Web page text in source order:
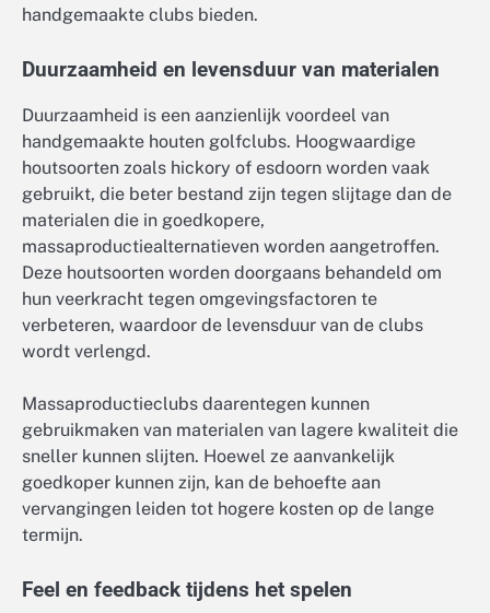
handgemaakte clubs bieden.
Duurzaamheid en levensduur van materialen
Duurzaamheid is een aanzienlijk voordeel van
handgemaakte houten golfclubs. Hoogwaardige
houtsoorten zoals hickory of esdoorn worden vaak
gebruikt, die beter bestand zijn tegen slijtage dan de
materialen die in goedkopere,
massaproductiealternatieven worden aangetroffen.
Deze houtsoorten worden doorgaans behandeld om
hun veerkracht tegen omgevingsfactoren te
verbeteren, waardoor de levensduur van de clubs
wordt verlengd.
Massaproductieclubs daarentegen kunnen
gebruikmaken van materialen van lagere kwaliteit die
sneller kunnen slijten. Hoewel ze aanvankelijk
goedkoper kunnen zijn, kan de behoefte aan
vervangingen leiden tot hogere kosten op de lange
termijn.
Feel en feedback tijdens het spelen